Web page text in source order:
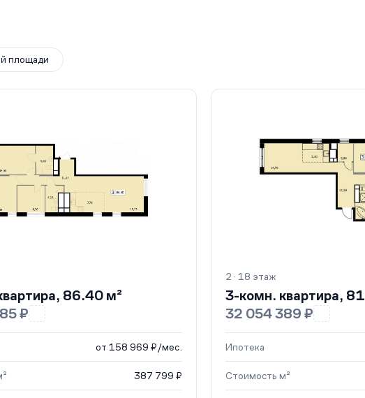
площади
86.40 м²
₽
от 158 969 ₽/мес.
387 799 ₽
2 · 18 этаж
3-комн. квартира,
32 054 389 ₽
Ипотека
Стоимость м²